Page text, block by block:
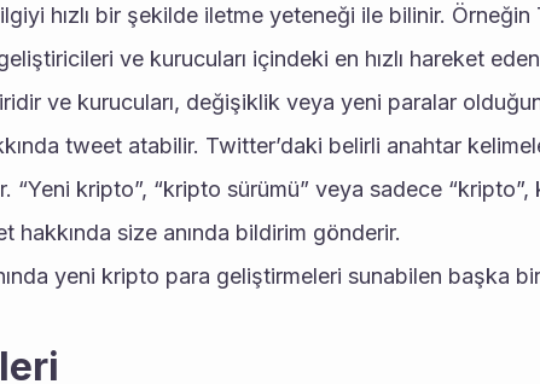
hızlı bir şekilde iletme yeteneği ile bilinir.
ve kurucuları içindeki en hızlı hareket
ve kurucuları, değişiklik veya yeni paralar
tweet atabilir. Twitter’daki belirli anahtar
“Yeni kripto”, “kripto sürümü” veya sadece
hakkında size anında bildirim gönderir.
yeni kripto para geliştirmeleri sunabilen başka